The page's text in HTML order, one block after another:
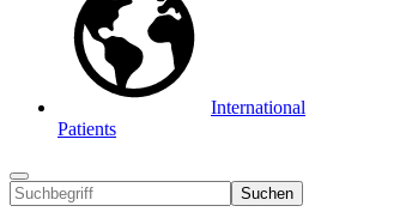
International
Patients
Suchen